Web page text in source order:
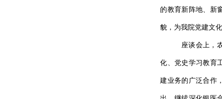
的教育新阵地、新
貌，为我院党建文
座谈会上，
化、党史学习教育
建业务的广泛合作